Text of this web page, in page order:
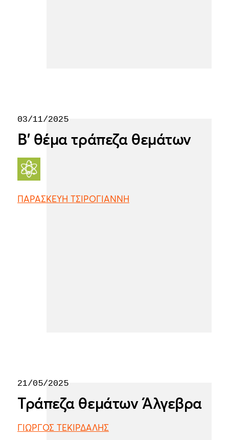
03/11/2025
Β' θέμα τράπεζα θεμάτων
ΠΑΡΑΣΚΕΥΗ ΤΣΙΡΟΓΙΑΝΝΗ
21/05/2025
Τράπεζα θεμάτων Άλγεβρα
ΓΙΩΡΓΟΣ ΤΕΚΙΡΔΑΛΗΣ